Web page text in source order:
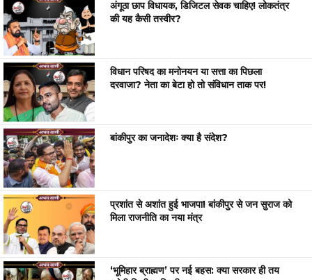
अंगूठा छाप विधायक, डिजिटल सेवक चाहिए! लोकतंत्र
की यह कैसी तस्वीर?
विधान परिषद का मनोनयन या सत्ता का पिछला
दरवाजा? नेता का बेटा हो तो संविधान ताक पर!
बांकीपुर का जनादेशः क्या है संदेश?
प्रशांत से अशांत हुई भाजपा! बांकीपुर से जन सुराज को
मिला राजनीति का नया मंत्र
‘भूमिहार ब्राह्मण’ पर नई बहस: क्या सरकार ही तय